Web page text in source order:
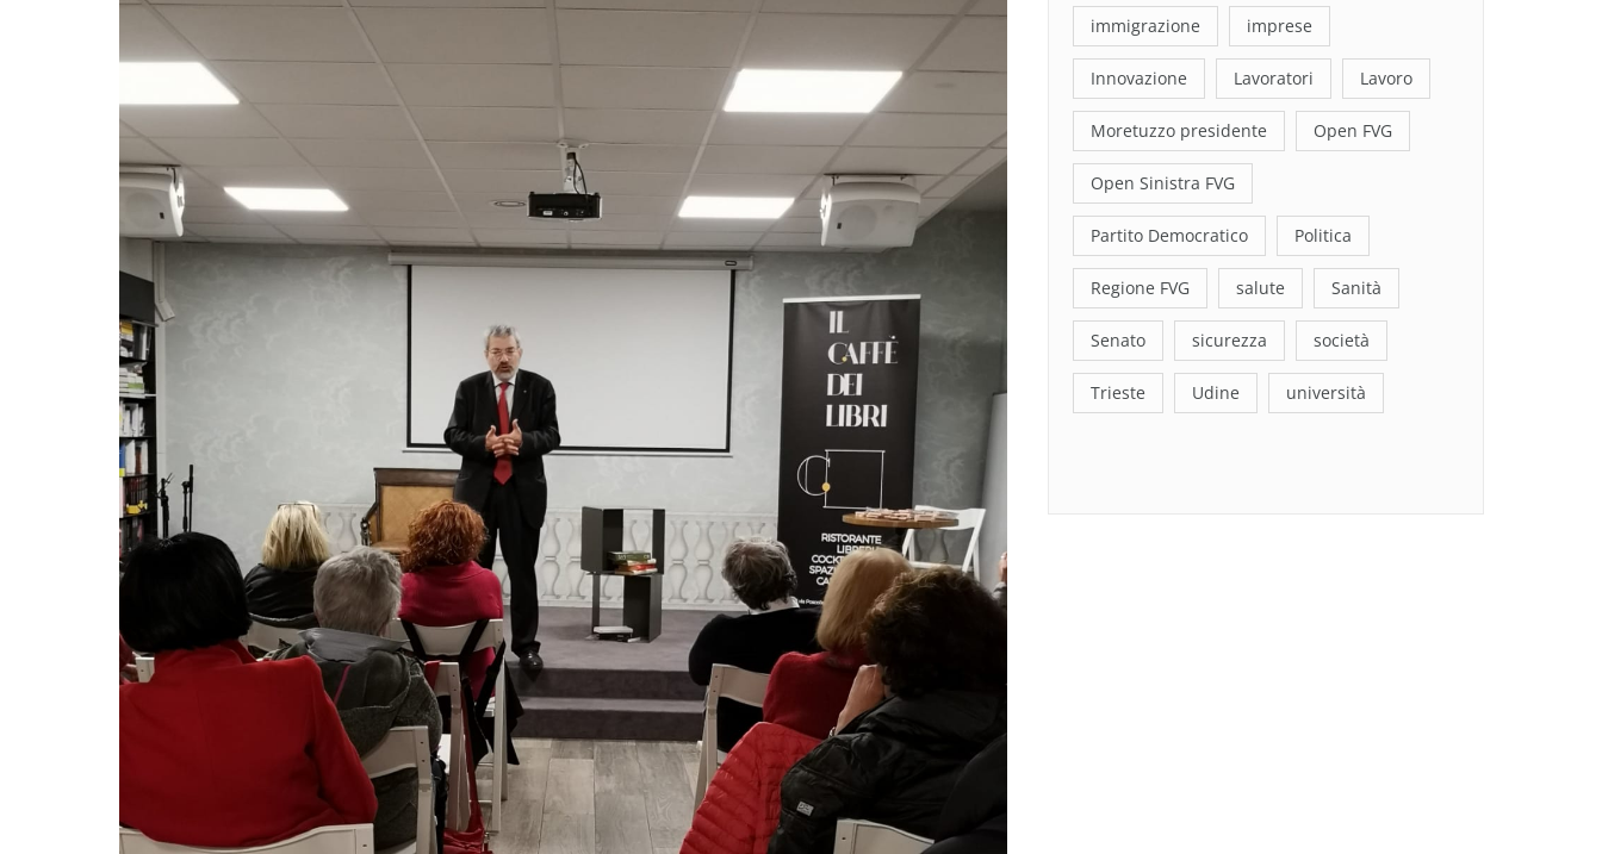
immigrazione imprese
Innovazione Lavoratori Lavoro
Moretuzzo presidente Open FVG
Open Sinistra FVG
Partito Democratico Politica
Regione FVG salute Sanità
Senato sicurezza società
Trieste Udine università